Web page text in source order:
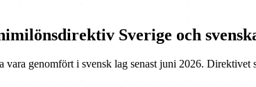
Sverige och
genomfört i svensk lag senast juni 2026.